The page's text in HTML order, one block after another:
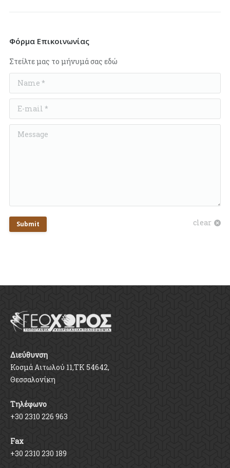
Φόρμα Επικοινωνίας
Στείλτε μας το μήνυμά σας εδώ
Name *
E-mail *
Message
Submit clear
Διεύθυνση
Κοσμά Αιτωλού 11,ΤΚ 54642,
Θεσσαλονίκη
Τηλέφωνο
+30 2310 226 963
Fax
+30 2310 230 189